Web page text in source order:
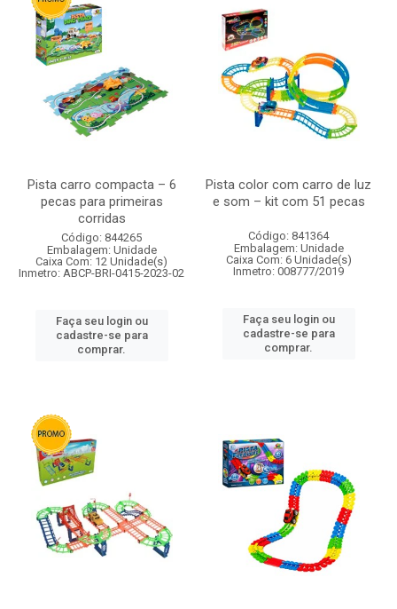
Pista carro compacta – 6
pecas para primeiras
corridas
Código: 844265
Embalagem: Unidade
Caixa Com: 12 Unidade(s)
Inmetro: ABCP-BRI-0415-2023-02
Faça seu login ou
cadastre-se para
comprar.
Pista color com carro de luz
e som – kit com 51 pecas
Código: 841364
Embalagem: Unidade
Caixa Com: 6 Unidade(s)
Inmetro: 008777/2019
Faça seu login ou
cadastre-se para
comprar.